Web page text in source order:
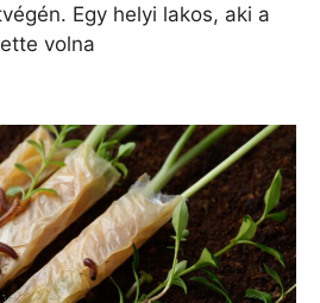
Egy helyi lakos, aki a
volna